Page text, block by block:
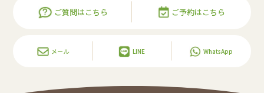
ご質問はこちら ご予約はこちら
メール LINE WhatsApp